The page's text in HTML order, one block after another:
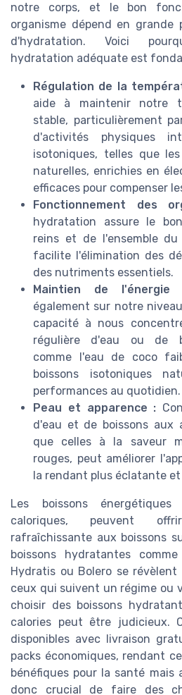
notre corps, et le bon
organisme dépend en
d'hydratation. Voici
hydratation adéquate est
Régulation de la
aide à maintenir notre
stable, particulièrement
d'activités physiques
isotoniques, telles que
naturelles, enrichies en
efficaces pour compenser
Fonctionnement des
hydratation assure le
reins et de l'ensemble
facilite l'élimination des
des nutriments essentiels.
Maintien de l'énergie
également sur notre
capacité à nous
régulière d'eau ou de
comme l'eau de coco
boissons isotoniques
performances au quotidien.
Peau et apparence :
d'eau et de boissons aux
que celles à la saveur
rouges, peut améliorer
la rendant plus éclatante
Les boissons
caloriques, peuvent
rafraîchissante aux boissons
boissons hydratantes
Hydratis ou Bolero se révèlent
ceux qui suivent un régime ou
choisir des boissons
calories peut être judicieux.
disponibles avec livraison
packs économiques, rendant
bénéfiques pour la santé mais
donc crucial de faire des